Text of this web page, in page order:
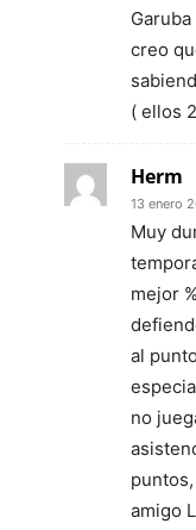
creo
( ellos
Herm
13 enero
Muy
mejor
al
no
amigo